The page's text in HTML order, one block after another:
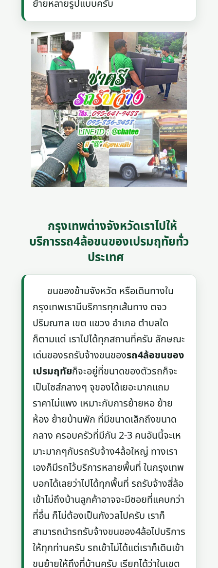
ย้ายหลายรูปแบบครับ
กรุงเทพต่างจังหวัดเราไปให้
บริการรถ4ล้อขนของเปรมฤทัยทั่ว
ประเทศ
ขนของข้ามจังหวัด หรือเดินทางใน
กรุงเทพเรามีบริการทุกเส้นทาง ตจว
ปริมณฑล เขต แขวง อำเภอ ตำบลใด
ก็ตามแต่ เราไปได้ทุกสถานที่ครับ ลักษณะ
เด่นของรถรับจ้างขนของรถ4ล้อขนของ
เปรมฤทัยก็จะอยู่ที่ขนาดของตัวรถก็จะ
เป็นไซส์กลางๆ จุของได้เยอะมากแถม
ราคาไม่แพง เหมาะกับการย้ายหอ ย้าย
ห้อง ย้ายบ้านพัก ที่มีขนาดเล็กถึงขนาด
กลาง ครอบครัวที่มีกัน 2-3 คนอันนี้จะเห
มาะมากๆกับรถรับจ้าง4ล้อใหญ่ ทางเรา
เองก็มีรถไว้บริการหลายพื้นที่ ในกรุงเทพ
บอกได้เลยว่าไปได้ทุกพื้นที่ รถรับจ้างสี่ล้อ
เข้าไม่ถึงบ้านลูกค้าอาจจะมีซอยที่แคบกว่า
ที่อื่น ก็ไม่ต้องเป็นกังวลไปครับ เราก็
สามารถนำรถรับจ้างขนของ4ล้อไปบริการ
ให้ทุกท่านครับ รถเข้าไม่ได้แต่เราก็เดินเข้า
ขนย้ายให้ถึงที่บ้านครับ เรียกได้ว่าในเขต